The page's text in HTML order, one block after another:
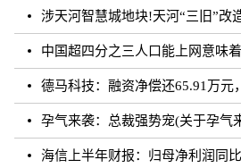
涉天河智慧城地块!天河“三旧”改
中国超四分之三人口能上网意味着
德马科技：融资净偿还65.91万元，融资余
孕气来袭：总裁强势宠(关于孕气来
海信上半年财报：归母净利润同比增141.45%，扣非